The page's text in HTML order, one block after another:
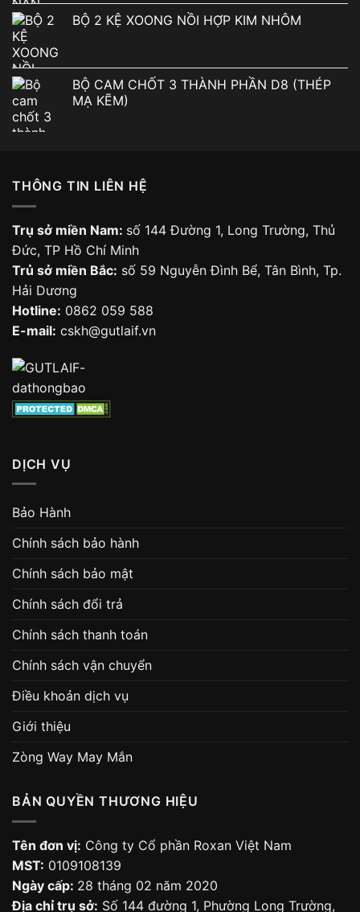
hạng5.005
sao
BỘ 2 KỆ XOONG NỒI HỢP KIM NHÔM
BỘ CAM CHỐT 3 THÀNH PHẦN D8 (THÉP
MẠ KẼM)
THÔNG TIN LIÊN HỆ
Trụ sở miền Nam: số 144 Đường 1, Long Trường, Thủ
Đức, TP Hồ Chí Minh
Trủ sở miền Bắc: số 59 Nguyễn Đình Bể, Tân Bình, Tp.
Hải Dương
Hotline: 0862 059 588
E-mail: cskh@gutlaif.vn
DỊCH VỤ
Bảo Hành
Chính sách bảo hành
Chính sách bảo mật
Chính sách đổi trả
Chính sách thanh toán
Chính sách vận chuyển
Điều khoản dịch vụ
Giới thiệu
Zòng Way May Mắn
BẢN QUYỀN THƯƠNG HIỆU
Tên đơn vị: Công ty Cổ phần Roxan Việt Nam
MST: 0109108139
Ngày cấp: 28 tháng 02 năm 2020
Địa chỉ trụ sở: Số 144 đường 1, Phường Long Trường,